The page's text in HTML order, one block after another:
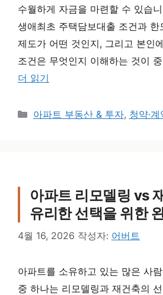
수월하게 자금을 마련할 수 있습
생애최초 주택담보대출 조건과 한
제도가 어떤 것인지, 그리고 본인
조건은 무엇인지 이해하는 것이
더 읽기
카테고리
아파트 부동산 & 투자, 청약·
아파트 리모델링 vs
유리한 선택을 위한
4월 16, 2026 작성자: 어버트
아파트를 소유하고 있는 많은 사
중 하나는 리모델링과 재건축의